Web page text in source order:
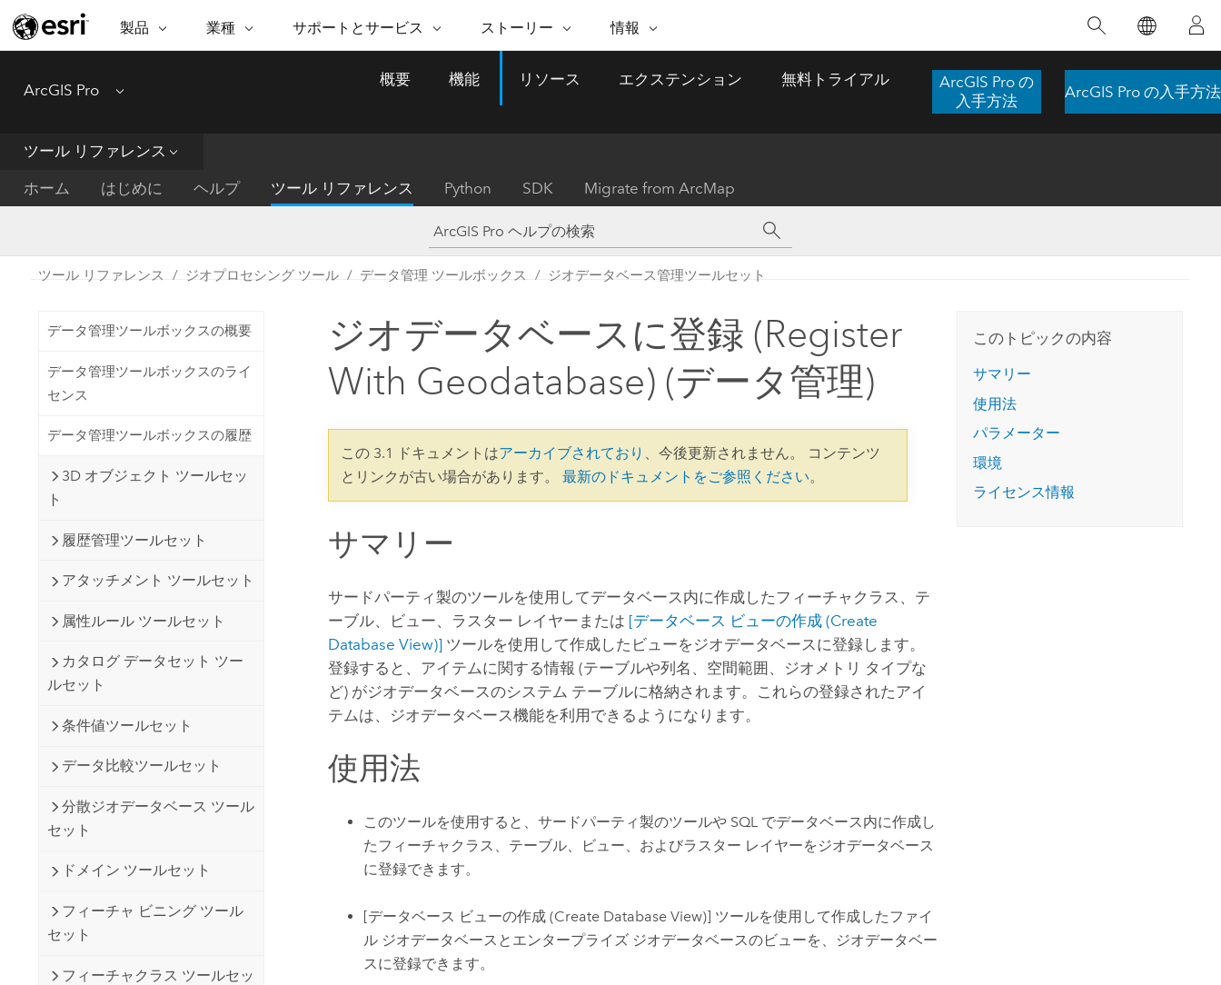
製品
ARCGIS
ArcGIS Online
完全な SaaS マッピング プラット
ArcGIS Enterprise
テム
マッピング &amp; 空間解析アプリ
機能
位置情報を分析に活用
空間データの統合、編集、共有
Esri ストア
Esri の ArcGIS 製品
られています。 技術がどのようなものかを
ブ マップを試したり、製品の機能を調べた
ArcGIS Pro の詳細
業種
業種
自然保護
公共エネルギー
地方自治体
持続可能な開発
電気通信
交通機関
注目のイニシアティブ
インフラストラクチャ管理
GIS を活用して、最新の強靱で持続可能な未
的アプローチは、インフラストラクチャ プ
ロジェクトが周囲の環境とどのように関連
しているかをリーダーが理解するのに役立
ちます。
インフラストラクチャ管理の探索
サポートとサービス
サポートとサービス セルフサービス
ArcGIS ブログ
ドキュメント
My Esri
するために使用される空間統計技術を探索
コースを探索
ストーリー
ESRI ストーリー
Esri ブログ
実世界のグローバルな GIS
技術革新
ー リーダーの声
ArcNews
業界ニュースと ArcGIS 更
リケーションを構築し、重要な救助活動を
ストーリーを読む
情報
ESRI について
パートナー
採用情報
メディアおよびアナリスト関
Esri に連絡
イノベーションへの取り
組み
ーメーション
注目
ArcGIS Pro Menu
概要 機能 リソース エクステンション 無料トライアル
ArcGIS Pro の
入手方法
ArcGIS Pro の入手方法
ツール リファレンス
ホーム はじめに ヘルプ ツール リファレンス Python SDK Migrate from ArcMap
ツール リファレンス ジオプロセシング ツール データ管理 ツールボックス ジオデータベース管理ツールセット
データ管理ツールボックスの概要
データ管理ツールボックスのライ
センス
データ管理ツールボックスの履歴
3D オブジェクト ツールセッ
ト
履歴管理ツールセット
アタッチメント ツールセット
属性ルール ツールセット
カタログ データセット ツー
ルセット
条件値ツールセット
データ比較ツールセット
分散ジオデータベース ツール
セット
ドメイン ツールセット
フィーチャ ビニング ツール
セット
フィーチャクラス ツールセッ
ジオデータベースに登録 (Register
With Geodatabase) (データ管理)
この 3.1 ドキュメントはアーカイブされており 、今後更新されません。 コンテンツ
とリンクが古い場合があります。最新のドキュメントをご参照ください。
サマリー
サードパーティ製のツールを使用してデータベース内に作成したフィーチャクラス、テ
ーブル、ビュー、ラスター レイヤーまたは [データベース ビューの作成 (Create
Database View)] ツールを使用して作成したビューをジオデータベースに登録します。
登録すると、アイテムに関する情報 (テーブルや列名、空間範囲、ジオメトリ タイプな
ど) がジオデータベースのシステム テーブルに格納されます。これらの登録されたアイ
テムは、ジオデータベース機能を利用できるようになります。
使用法
このツールを使用すると、サードパーティ製のツールや SQL でデータベース内に作成し
たフィーチャクラス、テーブル、ビュー、およびラスター レイヤーをジオデータベース
に登録できます。
[データベース ビューの作成 (Create Database View)] ツールを使用して作成したファイ
ル ジオデータベースとエンタープライズ ジオデータベースのビューを、ジオデータベー
スに登録できます。
このトピックの内容
サマリー
使用法
パラメーター
環境
ライセンス情報